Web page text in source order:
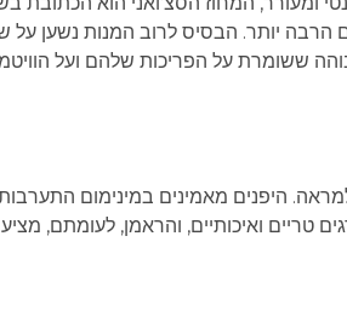
יותר. הבסיס לרוב המנות נשען על
ששומרת על הפריכות שלהם ועל
היפנים מאמינים במינימום
טריים ואיכותיים, והראמן, לעומתם,